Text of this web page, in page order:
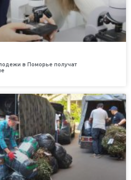
в Поморье получат